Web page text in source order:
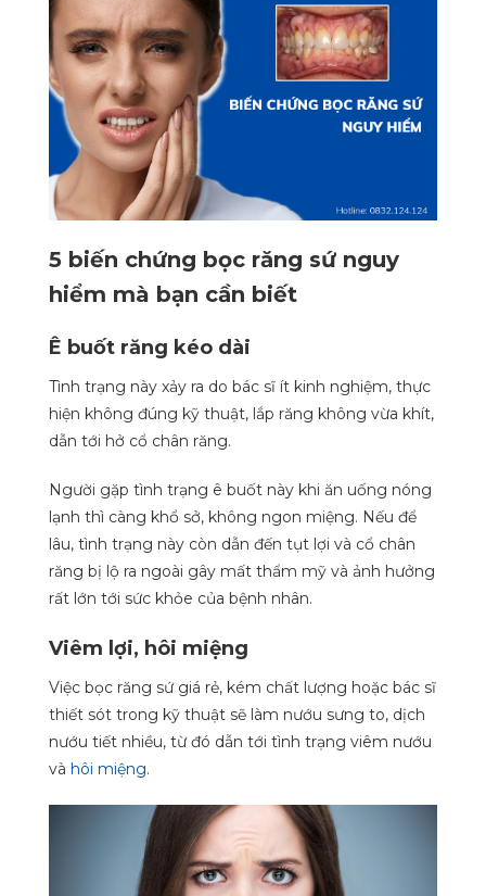
5 biến chứng bọc răng sứ nguy
hiểm mà bạn cần biết
Ê buốt răng kéo dài
Tình trạng này xảy ra do bác sĩ ít kinh nghiệm, thực
hiện không đúng kỹ thuật, lắp răng không vừa khít,
dẫn tới hở cổ chân răng.
Người gặp tình trạng ê buốt này khi ăn uống nóng
lạnh thì càng khổ sở, không ngon miệng. Nếu để
lâu, tình trạng này còn dẫn đến tụt lợi và cổ chân
răng bị lộ ra ngoài gây mất thẩm mỹ và ảnh hưởng
rất lớn tới sức khỏe của bệnh nhân.
Viêm lợi, hôi miệng
Việc bọc răng sứ giá rẻ, kém chất lượng hoặc bác sĩ
thiết sót trong kỹ thuật sẽ làm nướu sưng to, dịch
nướu tiết nhiều, từ đó dẫn tới tình trạng viêm nướu
và hôi miệng.